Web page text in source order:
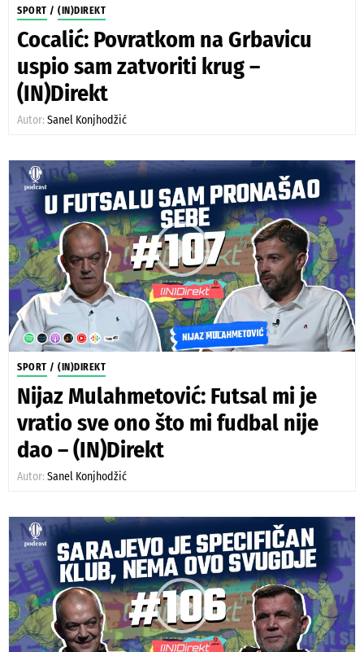
SPORT / (IN)DIREKT
Cocalić: Povratkom na Grbavicu
uspio sam zatvoriti krug –
(IN)Direkt
Autor: Sanel Konjhodžić
SPORT / (IN)DIREKT
Nijaz Mulahmetović: Futsal mi je
vratio sve ono što mi fudbal nije
dao – (IN)Direkt
Autor: Sanel Konjhodžić